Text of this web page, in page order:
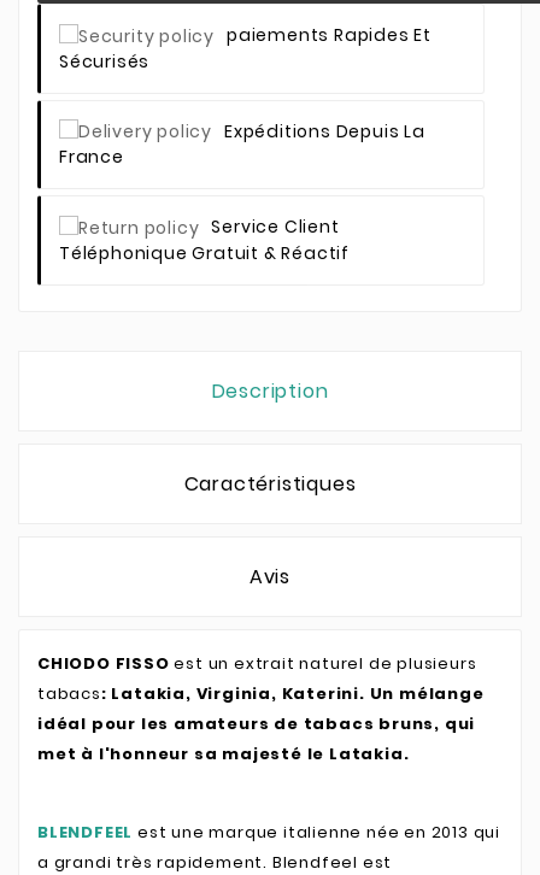
Paiements Rapides Et
Sécurisés
Expéditions Depuis La
France
Service Client
Téléphonique Gratuit & Réactif
Description
Caractéristiques
Avis
CHIODO FISSO est un extrait naturel de plusieurs
tabacs: Latakia, Virginia, Katerini. Un mélange
idéal pour les amateurs de tabacs bruns, qui
met à l'honneur sa majesté le Latakia.
BLENDFEEL est une marque italienne née en 2013 qui
a grandi très rapidement. Blendfeel est